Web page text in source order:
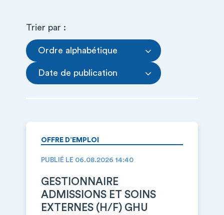
Trier par :
Ordre alphabétique
Date de publication
OFFRE D’EMPLOI
PUBLIÉ LE 06.08.2026 14:40
GESTIONNAIRE
ADMISSIONS ET SOINS
EXTERNES (H/F) GHU